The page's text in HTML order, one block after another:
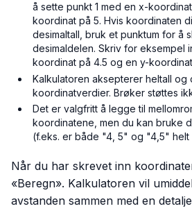
å sette punkt 1 med en x-
koordinat på 5. Hvis koordinaten
desimaltall, bruk et punktum for å
desimaldelen. Skriv for eksempel
koordinat på 4.5 og en y-
Kalkulatoren aksepterer heltall og
koordinatverdier. Brøker støttes
Det er valgfritt å legge til
koordinatene, men du kan bruke
(f.eks. er både "4, 5" og "4,5" helt
Når du har skrevet inn
«Beregn». Kalkulatoren vil
avstanden sammen med en